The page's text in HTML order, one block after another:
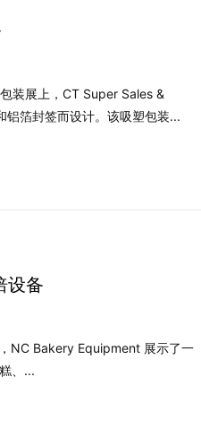
装展上，CT Super Sales &
箔封签而设计。该吸塑包装...
设备
NC Bakery Equipment 展示了一
、...